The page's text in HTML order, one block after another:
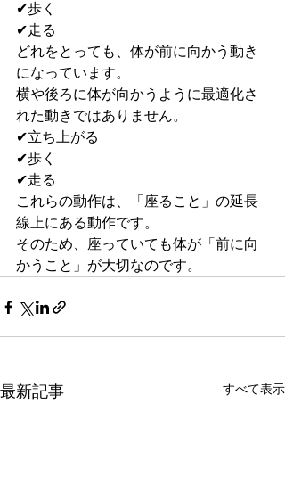
✔︎歩く
✔︎走る
どれをとっても、体が前に向かう動き
になっています。
横や後ろに体が向かうように最適化さ
れた動きではありません。
✔︎立ち上がる
✔︎歩く
✔︎走る
これらの動作は、「座ること」の延長
線上にある動作です。
そのため、座っていても体が「前に向
かうこと」が大切なのです。
最新記事 すべて表示